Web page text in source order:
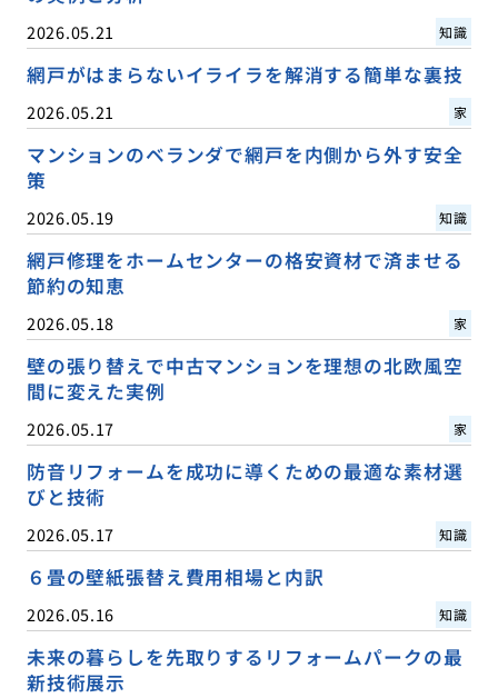
2026.05.21 知識
網戸がはまらないイライラを解消する簡単な裏技
2026.05.21 家
マンションのベランダで網戸を内側から外す安全
策
2026.05.19 知識
網戸修理をホームセンターの格安資材で済ませる
節約の知恵
2026.05.18 家
壁の張り替えで中古マンションを理想の北欧風空
間に変えた実例
2026.05.17 家
防音リフォームを成功に導くための最適な素材選
びと技術
2026.05.17 知識
６畳の壁紙張替え費用相場と内訳
2026.05.16 知識
未来の暮らしを先取りするリフォームパークの最
新技術展示